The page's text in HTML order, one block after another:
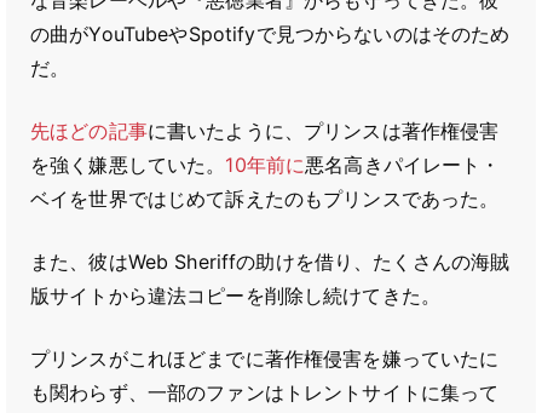
の曲がYouTubeやSpotifyで見つからないのはそのため
だ。
先ほどの記事に書いたように、プリンスは著作権侵害
を強く嫌悪していた。 10年前に悪名高きパイレート・
ベイを世界ではじめて訴えたのもプリンスであった。
また、彼はWeb Sheriffの助けを借り、たくさんの海賊
版サイトから違法コピーを削除し続けてきた。
プリンスがこれほどまでに著作権侵害を嫌っていたに
も関わらず、一部のファンはトレントサイトに集って